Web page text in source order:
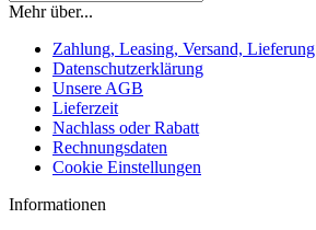
Mehr über...
Zahlung, Leasing, Versand,
Datenschutzerklärung
Unsere AGB
Lieferzeit
Nachlass oder Rabatt
Rechnungsdaten
Cookie Einstellungen
Informationen